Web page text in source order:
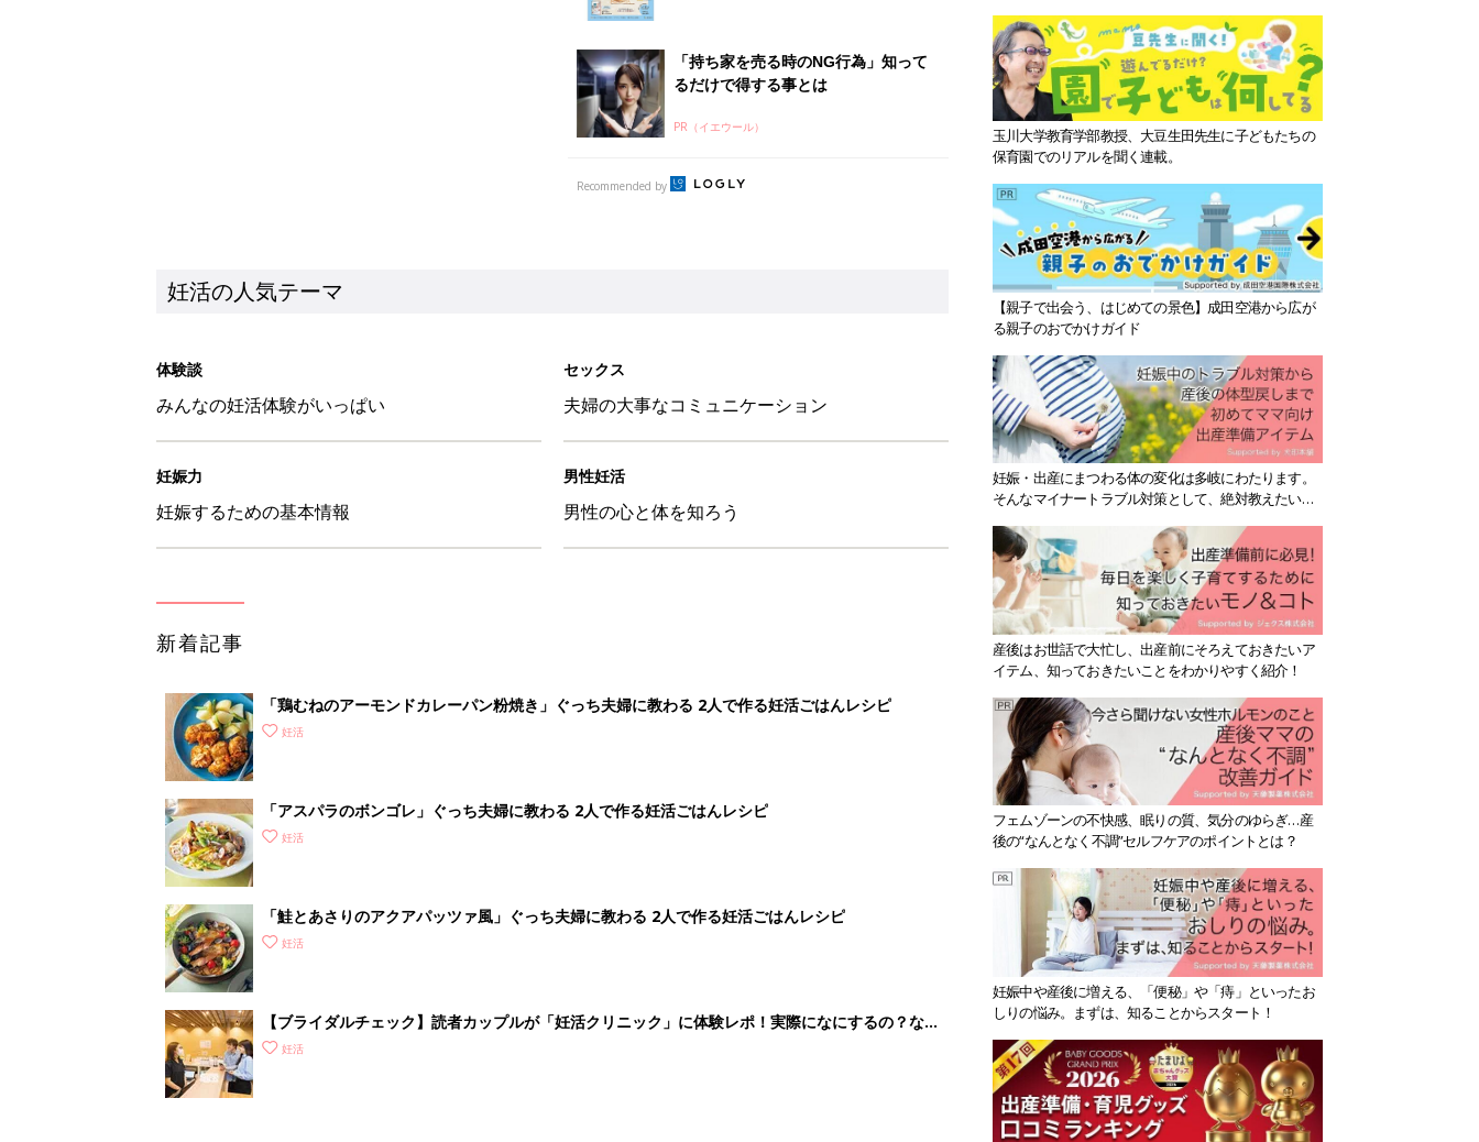
「持ち家を売る時のNG行為」知って
るだけで得する事とは
PR（イエウール）
Recommended by
妊活の人気テーマ
体験談
みんなの妊活体験がいっぱい
セックス
夫婦の大事なコミュニケーション
妊娠力
妊娠するための基本情報
男性妊活
男性の心と体を知ろう
新着記事
「鶏むねのアーモンドカレーパン粉焼き」ぐっち夫婦に教わる 2人で作る妊活ごはんレシピ
妊活
「アスパラのボンゴレ」ぐっち夫婦に教わる 2人で作る妊活ごはんレシピ
妊活
「鮭とあさりのアクアパッツァ風」ぐっち夫婦に教わる 2人で作る妊活ごはんレシピ
妊活
【ブライダルチェック】読者カップルが「妊活クリニック」に体験レポ！実際になにするの？なに
がわかるの？
妊活
玉川大学教育学部教授、大豆生田先生に子どもたちの
保育園でのリアルを聞く連載。
【親子で出会う、はじめての景色】成田空港から広が
る親子のおでかけガイド
妊娠・出産にまつわる体の変化は多岐にわたります。
そんなマイナートラブル対策として、絶対教えたい！
産後はお世話で大忙し、出産前にそろえておきたいア
イテム、知っておきたいことをわかりやすく紹介！
フェムゾーンの不快感、眠りの質、気分のゆらぎ…産
後の“なんとなく不調”セルフケアのポイントとは？
妊娠中や産後に増える、「便秘」や「痔」といったお
しりの悩み。まずは、知ることからスタート！